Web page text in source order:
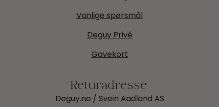
Vanlige spørsmål
Deguy Privé
Gavekort
Deguy.no / Svein Aadland AS